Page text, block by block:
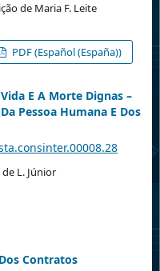
de Maria F. Leite
PDF (Español (España))
E A Morte Dignas –
Pessoa Humana E Dos
L. Júnior
Contratos